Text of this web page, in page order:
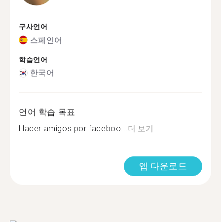
구사언어
스페인어
학습언어
한국어
언어 학습 목표
Hacer amigos por faceboo...더 보기
앱 다운로드